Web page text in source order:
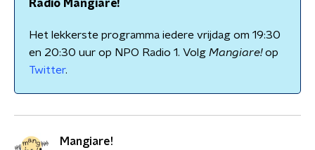
Radio Mangiare!
Het lekkerste programma iedere vrijdag om 19:30
en 20:30 uur op NPO Radio 1. Volg Mangiare!op
Twitter.
Mangiare!